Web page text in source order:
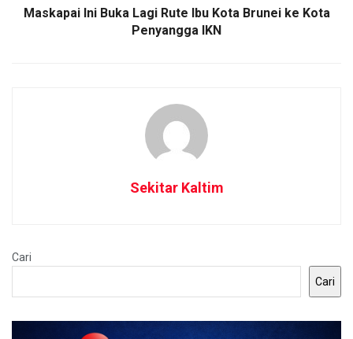
Maskapai Ini Buka Lagi Rute Ibu Kota Brunei ke Kota
Penyangga IKN
Sekitar Kaltim
Cari
Cari